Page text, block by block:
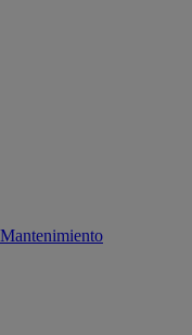
Mantenimiento